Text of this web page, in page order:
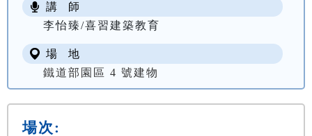
講 師
李怡臻/喜習建築教育
場 地
鐵道部園區 4 號建物
場次: